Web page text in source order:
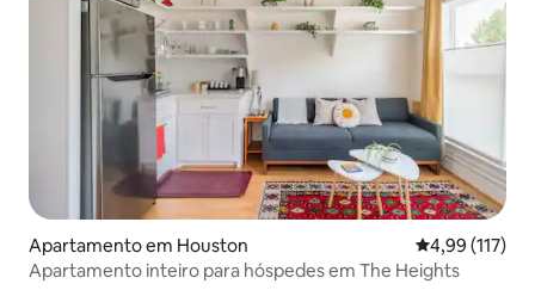
Apartamento em Houston Classificação
4,99 (117)
Apartamento inteiro para hóspedes em The Heights